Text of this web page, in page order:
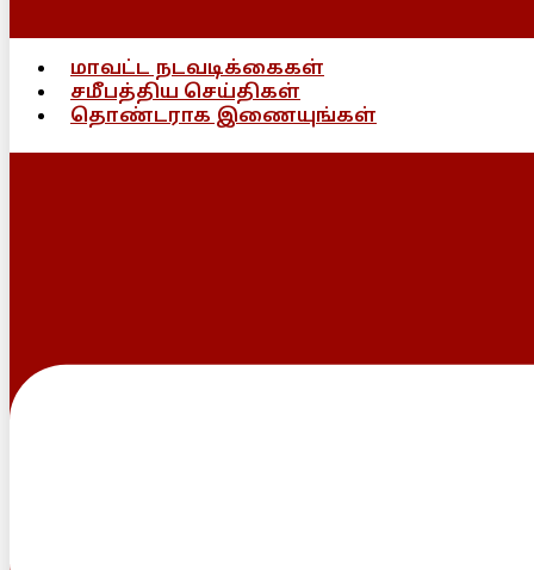
மாவட்ட நடவடிக்கைகள்
சமீபத்திய செய்திகள்
தொண்டராக இணையுங்கள்